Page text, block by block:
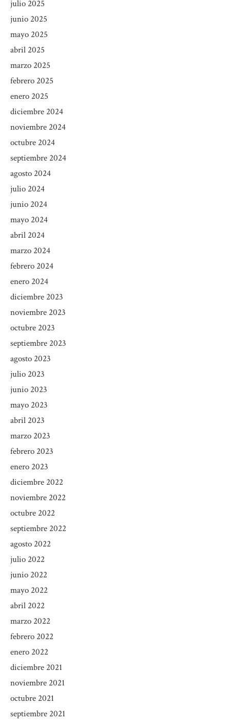
julio 2025
junio 2025
mayo 2025
abril 2025
marzo 2025
febrero 2025
enero 2025
diciembre 2024
noviembre 2024
octubre 2024
septiembre 2024
agosto 2024
julio 2024
junio 2024
mayo 2024
abril 2024
marzo 2024
febrero 2024
enero 2024
diciembre 2023
noviembre 2023
octubre 2023
septiembre 2023
agosto 2023
julio 2023
junio 2023
mayo 2023
abril 2023
marzo 2023
febrero 2023
enero 2023
diciembre 2022
noviembre 2022
octubre 2022
septiembre 2022
agosto 2022
julio 2022
junio 2022
mayo 2022
abril 2022
marzo 2022
febrero 2022
enero 2022
diciembre 2021
noviembre 2021
octubre 2021
septiembre 2021